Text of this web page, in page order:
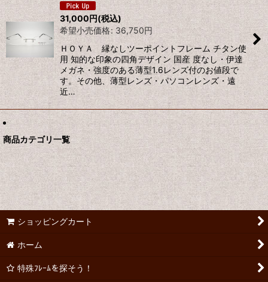
絞り込む
31,000円(税込)
希望小売価格: 36,750円
ＨＯＹＡ 縁なしツーポイントフレーム チタン使
用 知的な印象の四角デザイン 国産 度なし・伊達
メガネ・強度のある薄型1.6レンズ付のお値段で
す。その他、薄型レンズ・パソコンレンズ・遠
近…
商品カテゴリ一覧
ショッピングカート
ホーム
特殊ﾌﾚｰﾑを探そう！